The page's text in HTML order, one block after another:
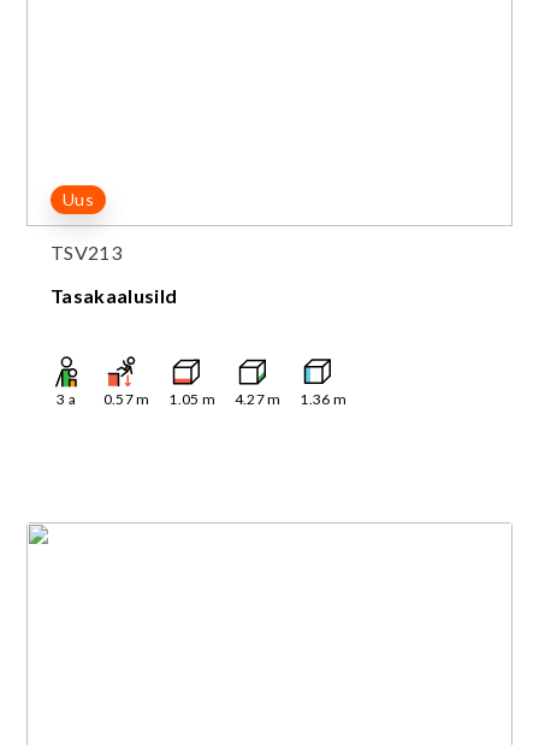
Uus
TSV213
Tasakaalusild
3 a 0.57m 1.05 m 4.27m 1.36 m